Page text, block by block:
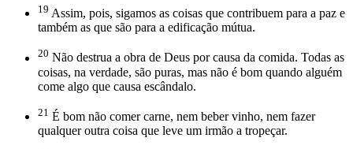
19 Assim, pois, sigamos as coisas que contribuem para a paz e
também as que são para a edificação mútua.
20 Não destrua a obra de Deus por causa da comida. Todas as
coisas, na verdade, são puras, mas não é bom quando alguém
come algo que causa escândalo.
21 É bom não comer carne, nem beber vinho, nem fazer
qualquer outra coisa que leve um irmão a tropeçar.